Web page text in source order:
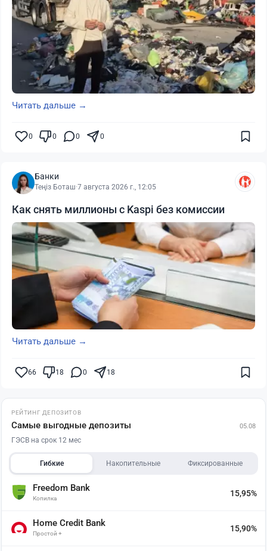
Читать дальше →
0 0 0 0
Банки
Теңіз Боташ·7 августа 2026 г., 12:05
Как снять миллионы с Kaspi без комиссии
Читать дальше →
66 18 0 18
РЕЙТИНГ ДЕПОЗИТОВ
Самые выгодные депозиты 05.08
ГЭСВ на срок 12 мес
Гибкие Накопительные Фиксированные
Freedom Bank
Копилка
15,95%
Home Credit Bank
Простой +
15,90%